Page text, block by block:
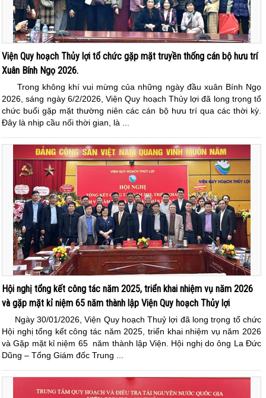
Viện Quy hoạch Thủy lợi tổ chức gặp mặt truyền thống cán bộ hưu trí
Xuân Bính Ngọ 2026.
Trong không khí vui mừng của những ngày đầu xuân Bính Ngọ
2026, sáng ngày 6/2/2026, Viện Quy hoạch Thủy lợi đã long trọng tổ
chức buổi gặp mặt thường niên các cán bộ hưu trí qua các thời kỳ.
Đây là nhịp cầu nối thời gian, là ...
Hội nghị tổng kết công tác năm 2025, triển khai nhiệm vụ năm 2026
và gặp mặt kỉ niệm 65 năm thành lập Viện Quy hoạch Thủy lợi
Ngày 30/01/2026, Viện Quy hoạch Thuỷ lợi đã long trọng tổ chức
Hội nghị tổng kết công tác năm 2025, triển khai nhiệm vụ năm 2026
và Gặp mặt kỉ niệm 65 năm thành lập Viện. Hội nghị do ông La Đức
Dũng – Tổng Giám đốc Trung ...